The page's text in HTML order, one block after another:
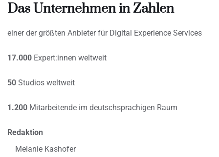
Das Unternehmen in Zahlen
einer der größten Anbieter für Digital Experience Services
17.000 Expert:innen weltweit
50 Studios weltweit
1.200 Mitarbeitende im deutschsprachigen Raum
Redaktion
Melanie Kashofer